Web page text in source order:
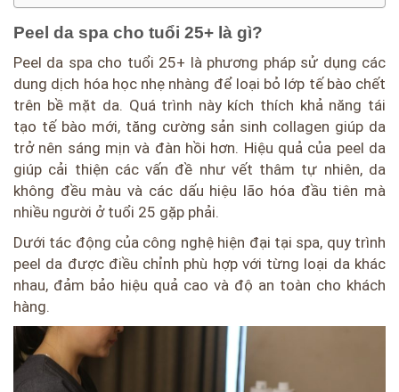
Peel da spa cho tuổi 25+ là gì?
Peel da spa cho tuổi 25+ là phương pháp sử dụng các
dung dịch hóa học nhẹ nhàng để loại bỏ lớp tế bào chết
trên bề mặt da. Quá trình này kích thích khả năng tái
tạo tế bào mới, tăng cường sản sinh collagen giúp da
trở nên sáng mịn và đàn hồi hơn. Hiệu quả của peel da
giúp cải thiện các vấn đề như vết thâm tự nhiên, da
không đều màu và các dấu hiệu lão hóa đầu tiên mà
nhiều người ở tuổi 25 gặp phải.
Dưới tác động của công nghệ hiện đại tại spa, quy trình
peel da được điều chỉnh phù hợp với từng loại da khác
nhau, đảm bảo hiệu quả cao và độ an toàn cho khách
hàng.